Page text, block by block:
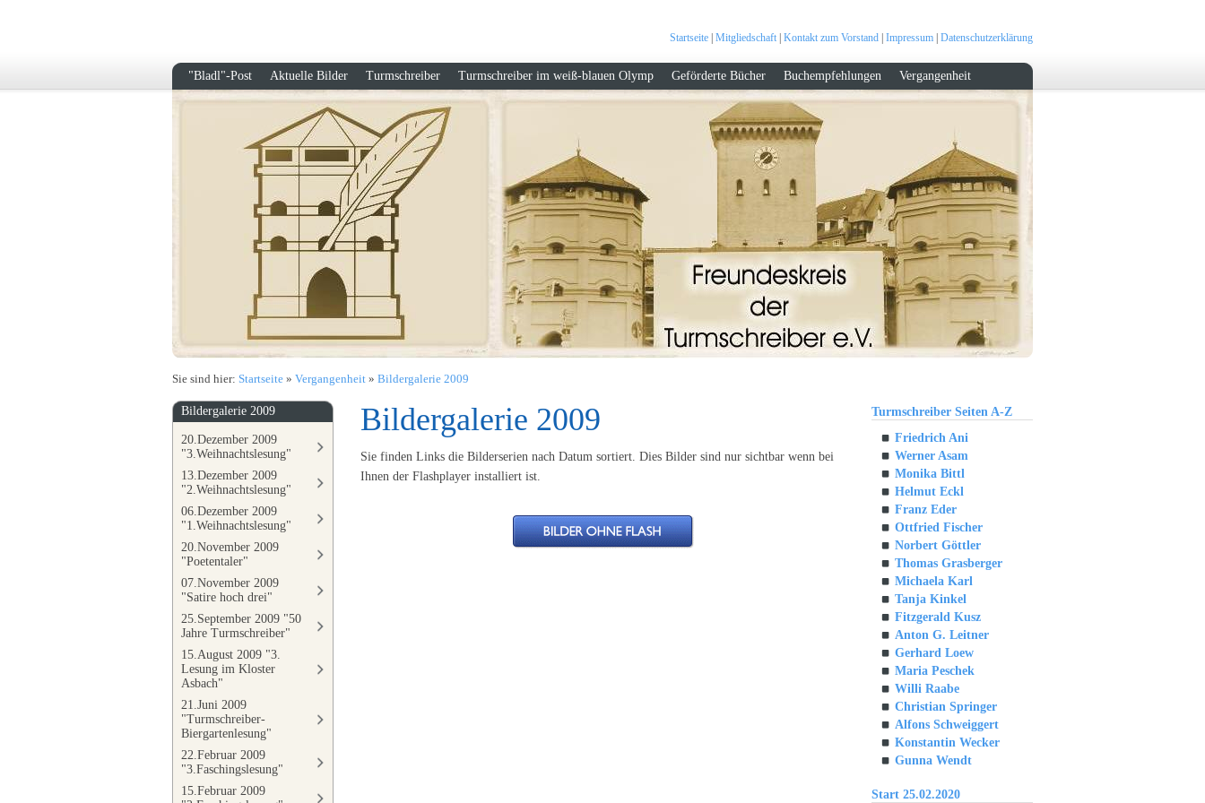
Startseite Mitgliedschaft Kontakt zum Vorstand Impressum Datenschutzerklärung
"Bladl"-Post Aktuelle Bilder Turmschreiber Turmschreiber im weiß-blauen Olymp Geförderte Bücher Buchempfehlungen Vergangenheit
Sie sind hier: Startseite » Vergangenheit » Bildergalerie 2009
Bildergalerie 2009
20.Dezember 2009
"3.Weihnachtslesung"
13.Dezember 2009
"2.Weihnachtslesung"
06.Dezember 2009
"1.Weihnachtslesung"
20.November 2009
"Poetentaler"
07.November 2009
"Satire hoch drei"
25.September 2009 "50
Jahre Turmschreiber"
15.August 2009 "3.
Lesung im Kloster
Asbach"
21.Juni 2009
"Turmschreiber-
Biergartenlesung"
22.Februar 2009
"3.Faschingslesung"
15.Februar 2009
Bildergalerie 2009
Sie finden Links die Bilderserien nach Datum sortiert. Dies Bilder sind nur sichtbar wenn bei
Ihnen der Flashplayer installiert ist.
Turmschreiber Seiten A-Z
Friedrich Ani
Werner Asam
Monika Bittl
Helmut Eckl
Franz Eder
Ottfried Fischer
Norbert Göttler
Thomas Grasberger
Michaela Karl
Tanja Kinkel
Fitzgerald Kusz
Anton G. Leitner
Gerhard Loew
Maria Peschek
Willi Raabe
Christian Springer
Alfons Schweiggert
Konstantin Wecker
Gunna Wendt
Start 25.02.2020